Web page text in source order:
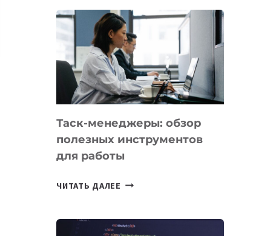
НОВЫЕ
ПРЕДМЕТЫ
ПО
ИСКУССТВЕННОМУ
ИНТЕЛЛЕКТУ
Таск-менеджеры: обзор
полезных инструментов
для работы
ЧИТАТЬ ДАЛЕЕ ТАСК-
ПОЛЕЗНЫХ